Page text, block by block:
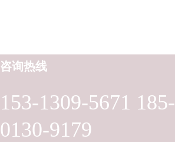
153-1309-5671 185-
0130-9179
咨询热线